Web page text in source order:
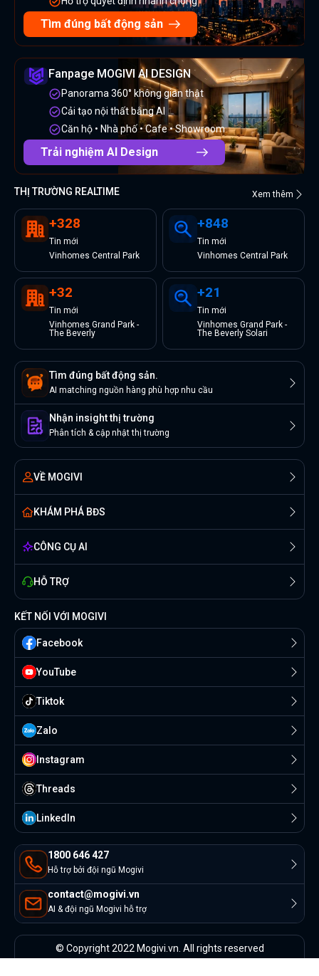
Tìm đúng bất động sản
Fanpage MOGIVI AI DESIGN
Panorama 360° không gian thật
Cải tạo nội thất bằng AI
Căn hộ • Nhà phố • Cafe • Showroom
Trải nghiệm AI Design
THỊ TRƯỜNG REALTIME Xem thêm
+328
Tin mới
Vinhomes Central Park
+848
Tin mới
Vinhomes Central Park
+32
Tin mới
Vinhomes Grand Park -
The Beverly
+21
Tin mới
Vinhomes Grand Park -
The Beverly Solari
Tìm đúng bất động sản.
AI matching nguồn hàng phù hợp nhu cầu
Nhận insight thị trường
Phân tích & cập nhật thị trường
VỀ MOGIVI
KHÁM PHÁ BĐS
CÔNG CỤ AI
HỖ TRỢ
1800 646 427
Hỗ trợ bởi đội ngũ Mogivi
contact@mogivi.vn
AI & đội ngũ Mogivi hỗ trợ
KẾT NỐI VỚI MOGIVI
Facebook
YouTube
Tiktok
Zalo
Instagram
Threads
Linkedln
© Copyright 2022 Mogivi.vn. All rights reserved